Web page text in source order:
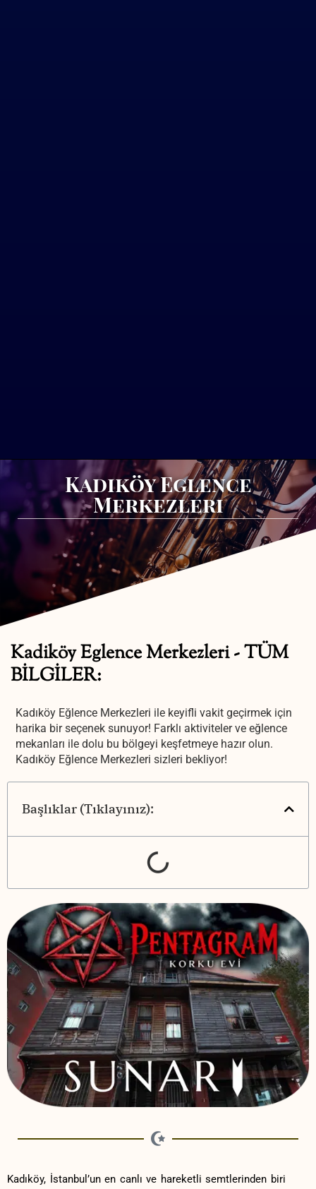
Kadiköy Eglence
Merkezleri
Kadiköy Eglence Merkezleri - TÜM
BİLGİLER:
Kadıköy Eğlence Merkezleri ile keyifli vakit geçirmek için
harika bir seçenek sunuyor! Farklı aktiviteler ve eğlence
mekanları ile dolu bu bölgeyi keşfetmeye hazır olun.
Kadıköy Eğlence Merkezleri sizleri bekliyor!
Başlıklar (Tıklayınız):
Kadıköy, İstanbul’un en canlı ve hareketli⁣ semtlerinden biri⁢